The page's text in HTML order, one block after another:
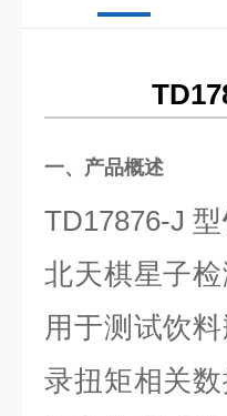
一、产品概述
TD17876-J 型
北天棋星子
用于测试饮
录扭矩相关